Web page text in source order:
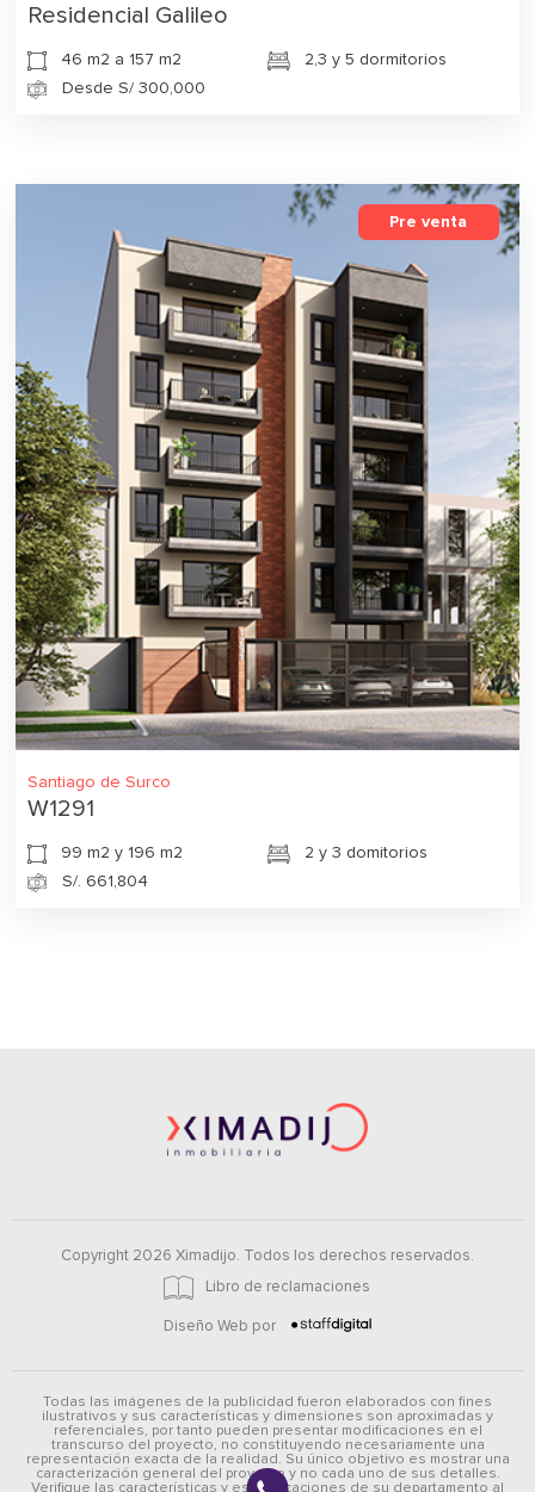
Residencial Galileo
46 m2 a 157 m2
2,3 y 5 dormitorios
Desde S/ 300,000
Pre venta
Santiago de Surco
W1291
99 m2 y 196 m2
2 y 3 domitorios
S/. 661,804
Copyright 2026 Ximadijo. Todos los derechos reservados.
Libro de reclamaciones
Diseño Web por
Todas las imágenes de la publicidad fueron elaborados con fines
ilustrativos y sus características y dimensiones son aproximadas y
referenciales, por tanto pueden presentar modificaciones en el
transcurso del proyecto, no constituyendo necesariamente una
representación exacta de la realidad. Su único objetivo es mostrar una
caracterización general del proyecto y no cada uno de sus detalles.
Verifique las características y especificaciones de su departamento al